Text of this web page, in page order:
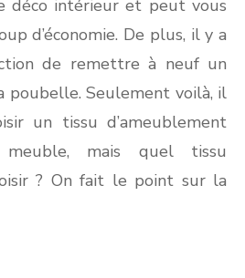
déco intérieur et peut vous
d’économie. De plus, il y a
de remettre à neuf un
poubelle. Seulement voilà, il
un tissu d’ameublement
mais quel tissu
? On fait le point sur la